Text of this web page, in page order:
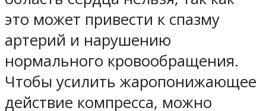
это может привести к спазму
артерий и нарушению
нормального кровообращения.
Чтобы усилить жаропонижающее
действие компресса, можно